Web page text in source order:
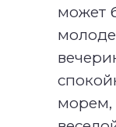
может
морем,